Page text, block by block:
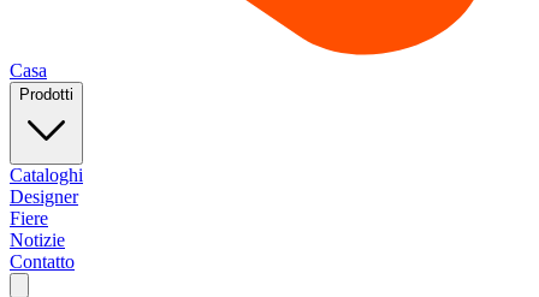
Casa
Prodotti
Cataloghi
Designer
Fiere
Notizie
Contatto